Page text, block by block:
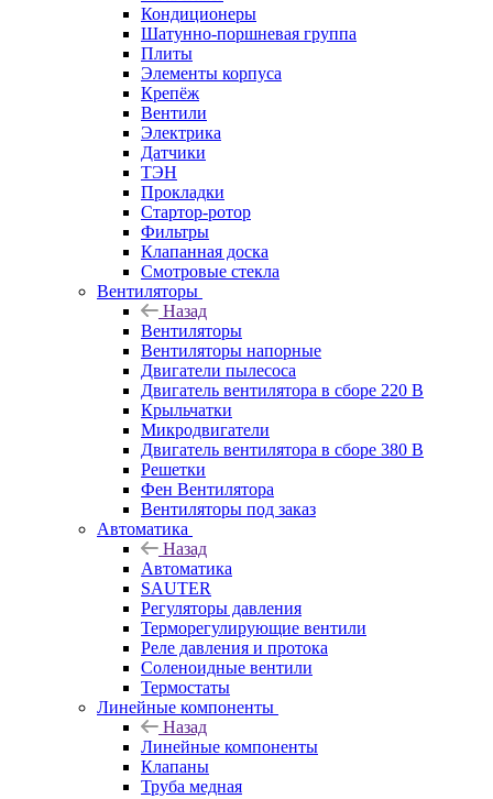
Кондиционеры
Шатунно-поршневая группа
Плиты
Элементы корпуса
Крепёж
Вентили
Электрика
Датчики
ТЭН
Прокладки
Стартор-ротор
Фильтры
Клапанная доска
Смотровые стекла
Вентиляторы
Назад
Вентиляторы
Вентиляторы напорные
Двигатели пылесоса
Двигатель вентилятора в сборе 220 В
Крыльчатки
Микродвигатели
Двигатель вентилятора в сборе 380 В
Решетки
Фен Вентилятора
Вентиляторы под заказ
Автоматика
Назад
Автоматика
SAUTER
Регуляторы давления
Терморегулирующие вентили
Реле давления и протока
Соленоидные вентили
Термостаты
Линейные компоненты
Назад
Линейные компоненты
Клапаны
Труба медная